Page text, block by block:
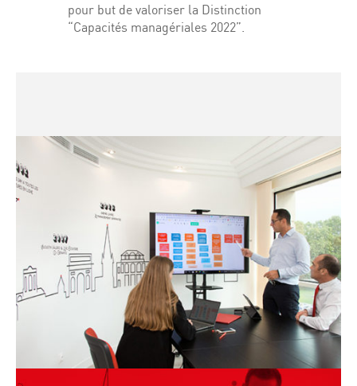
pour but de valoriser la Distinction
“Capacités managériales 2022”.